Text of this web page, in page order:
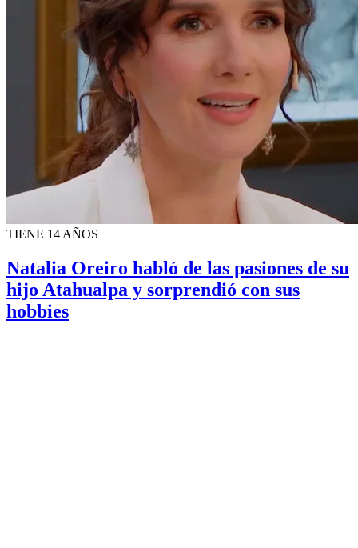
TIENE 14 AÑOS
Natalia Oreiro habló de las pasiones de su
hijo Atahualpa y sorprendió con sus
hobbies